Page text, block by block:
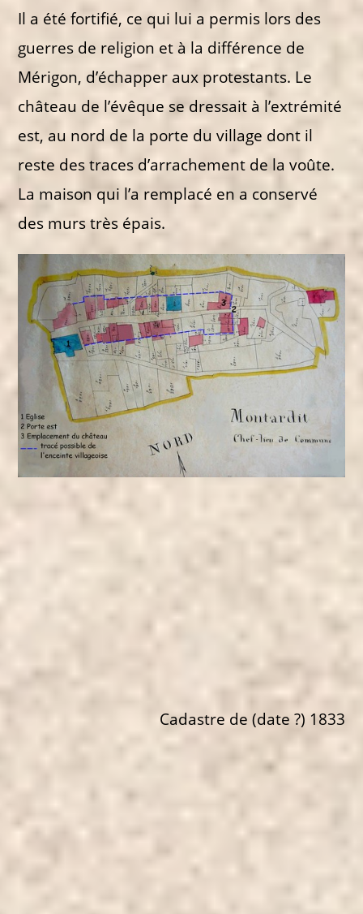
Il a été fortifié, ce qui lui a permis lors des
guerres de religion et à la différence de
Mérigon, d’échapper aux protestants. Le
château de l’évêque se dressait à l’extrémité
est, au nord de la porte du village dont il
reste des traces d’arrachement de la voûte.
La maison qui l’a remplacé en a conservé
des murs très épais.
Cadastre de (date ?) 1833